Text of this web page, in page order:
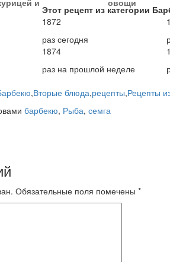
и
овощи
Этот рецепт из категории
1872
раз сегодня
1874
раз на прошлой неделе
,Вторые блюда,рецепты,Рецепты
барбекю, Рыба, семга
Обязательные поля помечены *